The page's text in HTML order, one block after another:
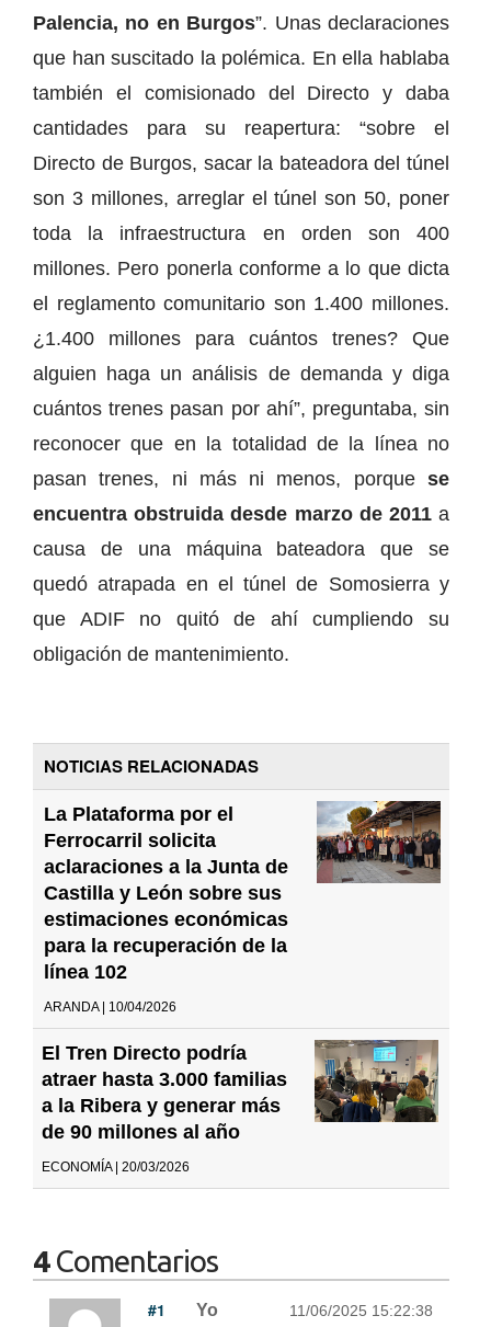
Palencia, no en Burgos”. Unas declaraciones
que han suscitado la polémica. En ella hablaba
también el comisionado del Directo y daba
cantidades para su reapertura: “sobre el
Directo de Burgos, sacar la bateadora del túnel
son 3 millones, arreglar el túnel son 50, poner
toda la infraestructura en orden son 400
millones. Pero ponerla conforme a lo que dicta
el reglamento comunitario son 1.400 millones.
¿1.400 millones para cuántos trenes? Que
alguien haga un análisis de demanda y diga
cuántos trenes pasan por ahí”, preguntaba, sin
reconocer que en la totalidad de la línea no
pasan trenes, ni más ni menos, porquese
encuentra obstruida desde marzo de 2011a
causa de una máquina bateadora que se
quedó atrapada en el túnel de Somosierra y
que ADIF no quitó de ahí cumpliendo su
obligación de mantenimiento.
NOTICIAS RELACIONADAS
La Plataforma por el
Ferrocarril solicita
aclaraciones a la Junta de
Castilla y León sobre sus
estimaciones económicas
para la recuperación de la
línea 102
ARANDA | 10/04/2026
El Tren Directo podría
atraer hasta 3.000 familias
a la Ribera y generar más
de 90 millones al año
ECONOMÍA | 20/03/2026
4Comentarios
#1 Yo 11/06/2025 15:22:38